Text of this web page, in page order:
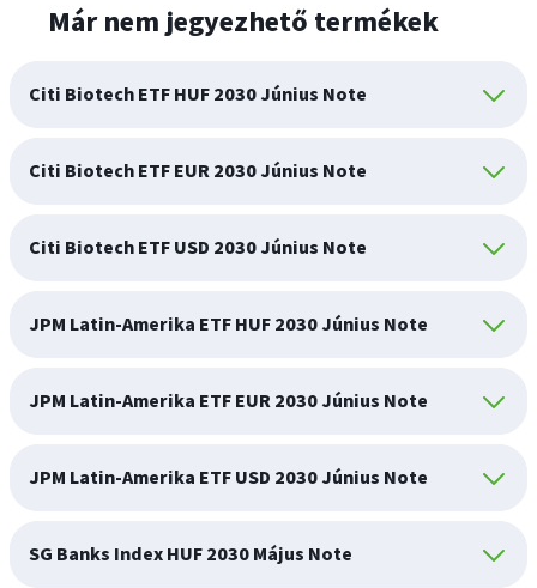
Már nem jegyezhető termékek
Citi Biotech ETF HUF 2030 Június Note
Citi Biotech ETF EUR 2030 Június Note
Citi Biotech ETF USD 2030 Június Note
JPM Latin-Amerika ETF HUF 2030 Június Note
JPM Latin-Amerika ETF EUR 2030 Június Note
JPM Latin-Amerika ETF USD 2030 Június Note
SG Banks Index HUF 2030 Május Note